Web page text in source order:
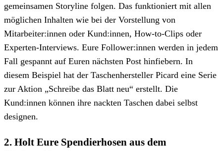
gemeinsamen Storyline folgen. Das funktioniert mit allen
möglichen Inhalten wie bei der Vorstellung von
Mitarbeiter:innen oder Kund:innen, How-to-Clips oder
Experten-Interviews. Eure Follower:innen werden in jedem
Fall gespannt auf Euren nächsten Post hinfiebern. In
diesem Beispiel hat der Taschenhersteller Picard eine Serie
zur Aktion „Schreibe das Blatt neu“ erstellt. Die
Kund:innen können ihre nackten Taschen dabei selbst
designen.
2. Holt Eure Spendierhosen aus dem